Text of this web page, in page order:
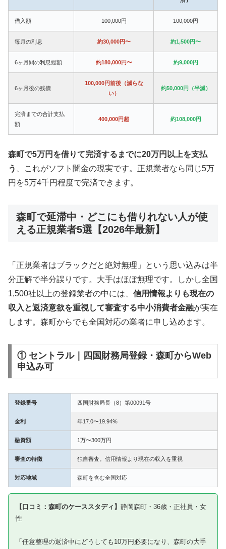
借入額 100,000円 100,000円
毎月の利息 約30,000円〜 約1,500円〜
6ヶ月間の利息総額 約180,000円〜 約9,000円
6ヶ月後の残債
100,000円前後（減らな
い）
約50,000円（半減）
完済までの合計支払
額
400,000円超 約108,000円
森町で5万円を借りて完済するまでに20万円以上を支払
う
、これがソフト闇金の現実です。正規業者なら同じ5万
円を5万4千円程度で完済できます。
森町で延滞中・どこにも借りれない人が使
える正規業者5選【2026年最新】
「正規業者はブラックだと絶対無理」という思い込みは半
分正解で半分誤りです。大手はほぼ無理です。しかし全国
1,500社以上の登録業者の中には、 信用情報よりも現在の
収入と返済意欲を重視して審査する中小消費者金融が実在
します。森町からでも全国対応の業者に申し込めます。
① セントラル｜四国財務局登録・森町からWeb
申込み可
登録番号 四国財務局長（8）第00091号
金利 年17.0〜19.94%
融資額 1万〜300万円
審査の特徴 独自審査。信用情報より現在の収入を重視
対応地域 森町を含む全国対応
【口コミ：森町のケーススタディ】 静岡森町・36歳・正社員・女
性
「任意整理の返済中にどうしても10万円必要になり、森町の大手